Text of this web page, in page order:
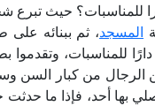
للمناسبات؟ حيث
المسجد، ثم ببنائه
للمناسبات، وتقدموا
الرجال من كبار السن
بها أحد، فإذا ما